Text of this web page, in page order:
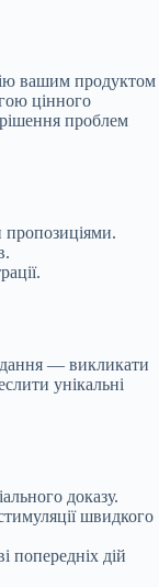
вашим продуктом
цінного
проблем
пропозиціями.
— викликати
унікальні
доказу.
швидкого
попередніх дій